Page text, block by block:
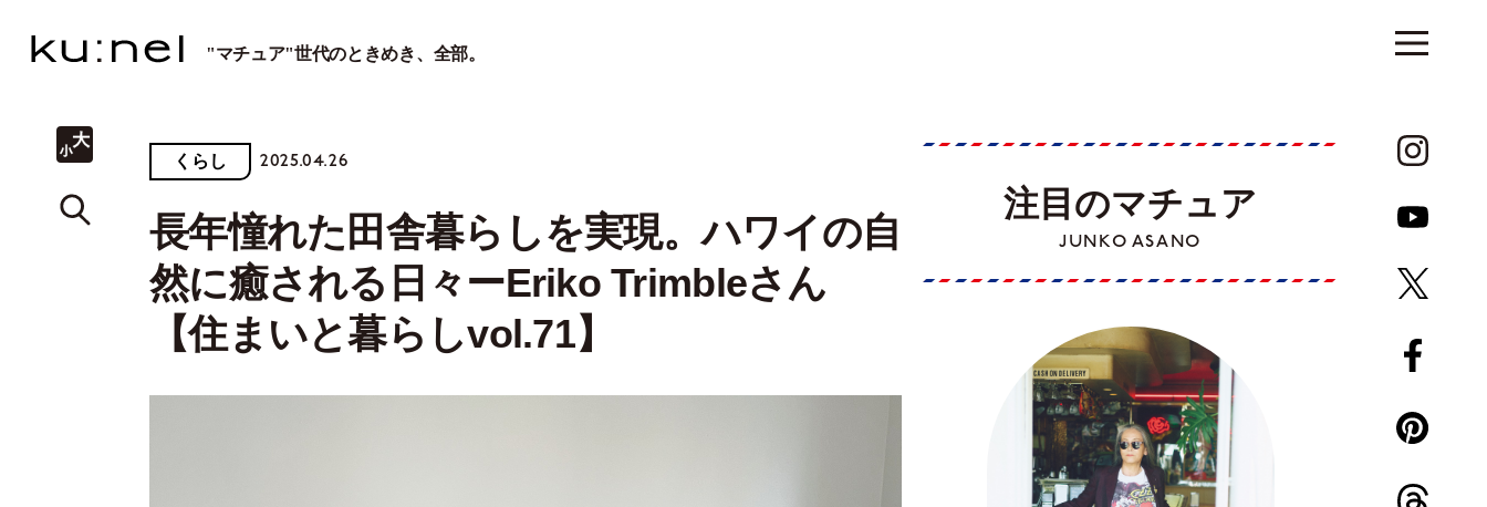
"マチュア"世代のときめき、全部。
くらし 2025.04.26
長年憧れた田舎暮らしを実現。ハワイの自
然に癒される日々ーEriko Trimbleさん
【住まいと暮らしvol.71】
注目のマチュア
JUNKO ASANO